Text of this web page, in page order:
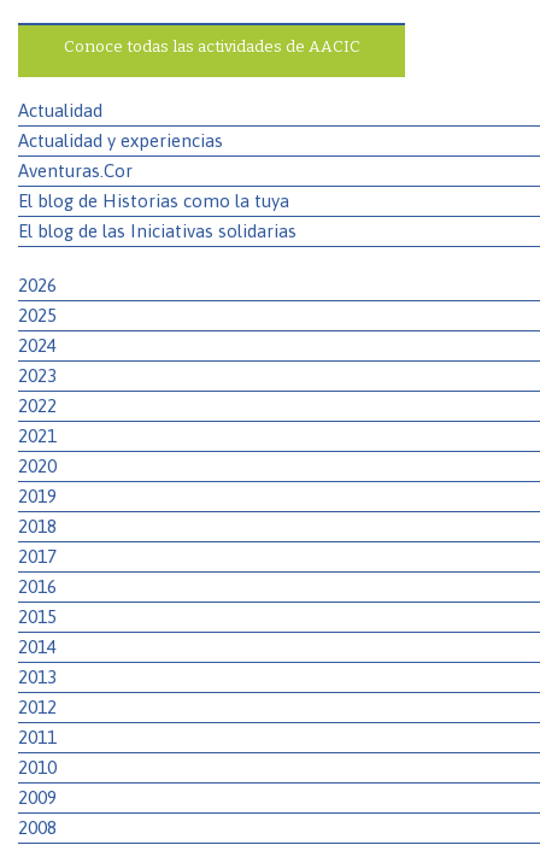
Conoce todas las actividades de AACIC
Actualidad
Actualidad y experiencias
Aventuras.Cor
El blog de Historias como la tuya
El blog de las Iniciativas solidarias
2026
2025
2024
2023
2022
2021
2020
2019
2018
2017
2016
2015
2014
2013
2012
2011
2010
2009
2008